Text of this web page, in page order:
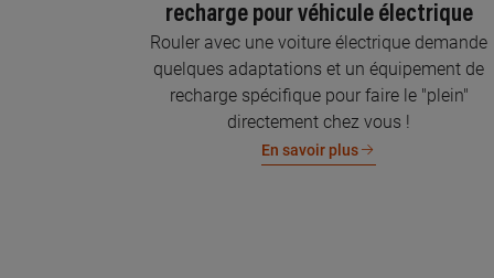
recharge pour véhicule électrique
Rouler avec une voiture électrique demande
quelques adaptations et un équipement de
recharge spécifique pour faire le "plein"
directement chez vous !
En savoir plus